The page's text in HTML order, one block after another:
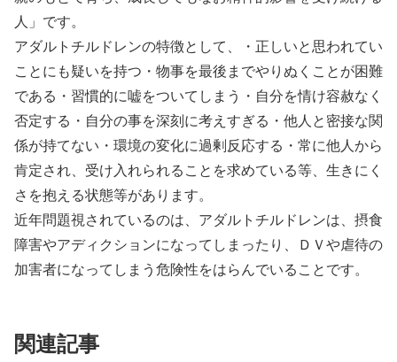
人」です。
アダルトチルドレンの特徴として、・正しいと思われてい
ことにも疑いを持つ・物事を最後までやりぬくことが困難
である・習慣的に嘘をついてしまう・自分を情け容赦なく
否定する・自分の事を深刻に考えすぎる・他人と密接な関
係が持てない・環境の変化に過剰反応する・常に他人から
肯定され、受け入れられることを求めている等、生きにく
さを抱える状態等があります。
近年問題視されているのは、アダルトチルドレンは、摂食
障害やアディクションになってしまったり、ＤＶや虐待の
加害者になってしまう危険性をはらんでいることです。
関連記事